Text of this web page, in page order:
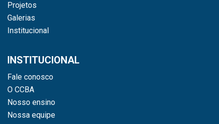
Projetos
Galerias
Institucional
INSTITUCIONAL
Fale conosco
O CCBA
Nosso ensino
Nossa equipe